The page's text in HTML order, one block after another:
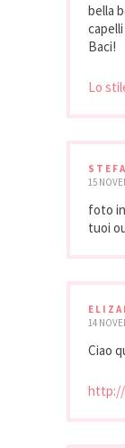
bella
Baci!
Lo
15
foto
tuoi
14
Ciao
http://